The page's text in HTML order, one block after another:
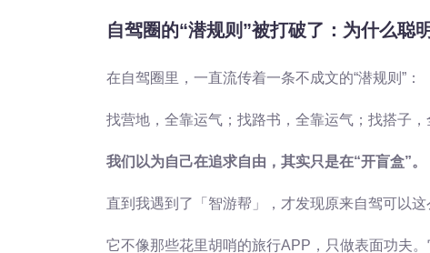
自驾圈的“潜规则”被打破了：为什么聪
在自驾圈里，一直流传着一条不成文的“潜规则”：
找营地，全靠运气；找路书，全靠运气；找搭子，
我们以为自己在追求自由，其实只是在“开盲盒”。
直到我遇到了「智游帮」，才发现原来自驾可以这
它不像那些花里胡哨的旅行APP，只做表面功夫